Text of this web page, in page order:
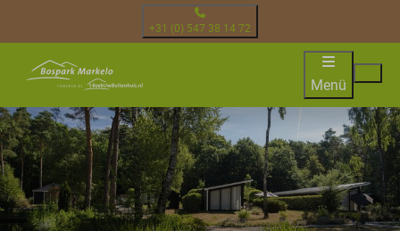
+31 (0) 547 38 14 72
Menü